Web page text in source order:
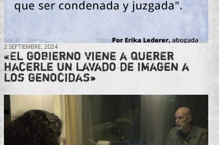
2 SEPTIEMBRE, 2024
«El gobierno viene a querer
hacerle un lavado de imagen a
los genocidas»